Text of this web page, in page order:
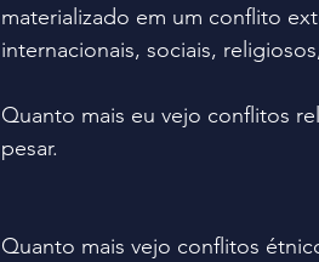
materializado em um conflito
internacionais, sociais,
Quanto mais eu vejo conflitos
pesar.
Quanto mais vejo conflitos